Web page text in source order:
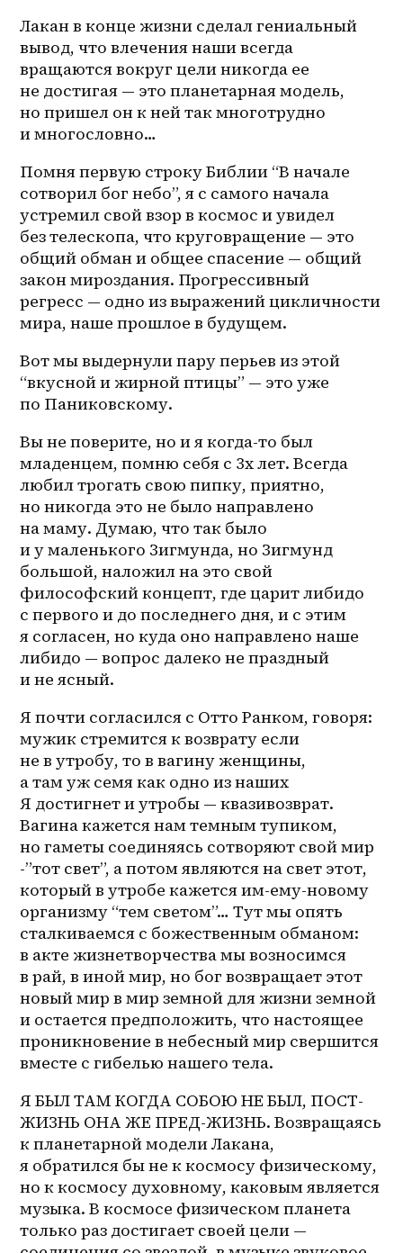
Лакан в конце жизни сделал гениальный
вывод, что влечения наши всегда
вращаются вокруг цели никогда ее
не достигая — это планетарная модель,
но пришел он к ней так многотрудно
и многословно…
Помня первую строку Библии “В начале
сотворил бог небо”, я с самого начала
устремил свой взор в космос и увидел
без телескопа, что круговращение — это
общий обман и общее спасение — общий
закон мироздания. Прогрессивный
регресс — одно из выражений цикличности
мира, наше прошлое в будущем.
Вот мы выдернули пару перьев из этой
“вкусной и жирной птицы” — это уже
по Паниковскому.
Вы не поверите, но и я когда-то был
младенцем, помню себя с 3х лет. Всегда
любил трогать свою пипку, приятно,
но никогда это не было направлено
на маму. Думаю, что так было
и у маленького Зигмунда, но Зигмунд
большой, наложил на это свой
философский концепт, где царит либидо
с первого и до последнего дня, и с этим
я согласен, но куда оно направлено наше
либидо — вопрос далеко не праздный
и не ясный.
Я почти согласился с Отто Ранком, говоря:
мужик стремится к возврату если
не в утробу, то в вагину женщины,
а там уж семя как одно из наших
Я достигнет и утробы — квазивозврат.
Вагина кажется нам темным тупиком,
но гаметы соединяясь сотворяют свой мир
-”тот свет”, а потом являются на свет этот,
который в утробе кажется им-ему-новому
организму “тем светом”… Тут мы опять
сталкиваемся с божественным обманом:
в акте жизнетворчества мы возносимся
в рай, в иной мир, но бог возвращает этот
новый мир в мир земной для жизни земной
и остается предположить, что настоящее
проникновение в небесный мир свершится
вместе с гибелью нашего тела.
Я БЫЛ ТАМ КОГДА СОБОЮ НЕ БЫЛ, ПОСТ-
ЖИЗНЬ ОНА ЖЕ ПРЕД-ЖИЗНЬ. Возвращаясь
к планетарной модели Лакана,
я обратился бы не к космосу физическому,
но к космосу духовному, каковым является
музыка. В космосе физическом планета
только раз достигает своей цели —